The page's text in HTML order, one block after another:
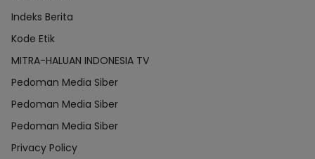
Indeks Berita
Kode Etik
MITRA-HALUAN INDONESIA TV
Pedoman Media Siber
Pedoman Media Siber
Pedoman Media Siber
Privacy Policy